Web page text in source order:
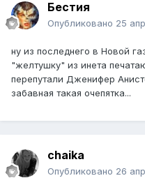
Бестия
Опубликовано 25
ну из последнего в Новой
"желтушку" из инета
перепутали Дженифер
забавная такая очепятка...
chaika
Опубликовано 26